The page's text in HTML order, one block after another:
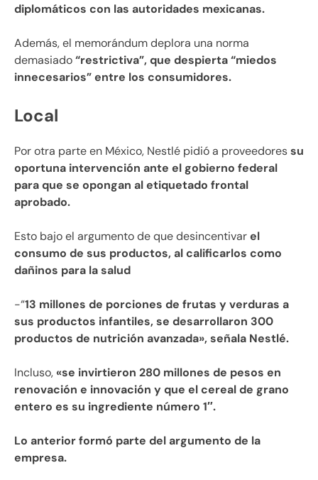
diplomáticos con las autoridades mexicanas.
Además, el memorándum deplora una norma
demasiado“restrictiva”, que despierta “miedos
innecesarios” entre los consumidores.
Local
Por otra parte en México, Nestlé pidió a proveedoressu
oportuna intervención ante el gobierno federal
para que se opongan al etiquetado frontal
aprobado.
Esto bajo el argumento de que desincentivarel
consumo de sus productos, al calificarlos como
dañinos para la salud
-“13 millones de porciones de frutas y verduras a
sus productos infantiles, se desarrollaron 300
productos de nutrición avanzada», señala Nestlé.
Incluso,«se invirtieron 280 millones de pesos en
renovación e innovación y que el cereal de grano
entero es su ingrediente número 1″.
Lo anterior formó parte del argumento de la
empresa.